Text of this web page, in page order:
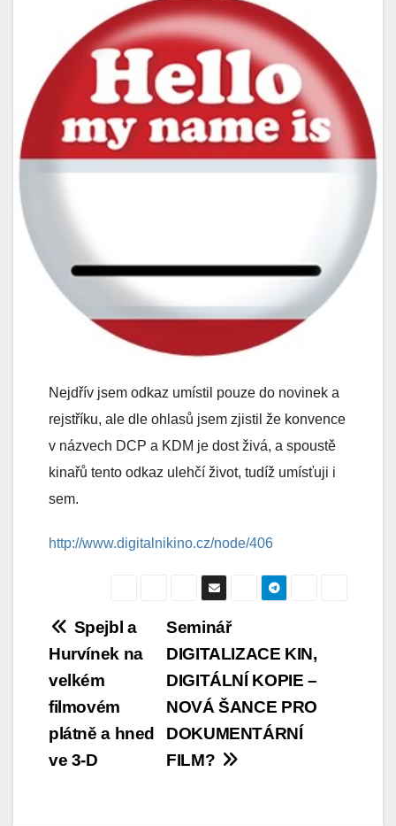
Nejdřív jsem odkaz umístil pouze do novinek a
rejstříku, ale dle ohlasů jsem zjistil že konvence
v názvech DCP a KDM je dost živá, a spoustě
kinařů tento odkaz ulehčí život, tudíž umísťuji i
sem.
http://www.digitalnikino.cz/node/406
Navigace
pro
příspěvek
Seminář
DIGITALIZACE KIN,
DIGITÁLNÍ KOPIE –
NOVÁ ŠANCE PRO
DOKUMENTÁRNÍ
FILM?
Spejbl a
Hurvínek na
velkém
filmovém
plátně a hned
ve 3-D